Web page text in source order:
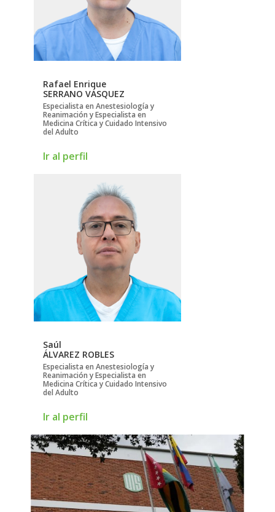
Rafael Enrique
SERRANO VÁSQUEZ
Especialista en Anestesiología y
Reanimación y Especialista en
Medicina Crítica y Cuidado Intensivo
del Adulto
Ir al perfil
Saúl
ÁLVAREZ ROBLES
Especialista en Anestesiología y
Reanimación y Especialista en
Medicina Crítica y Cuidado Intensivo
del Adulto
Ir al perfil